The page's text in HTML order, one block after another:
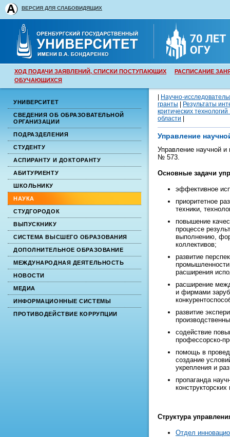
ВЕРСИЯ ДЛЯ СЛАБОВИДЯЩИХ
ХОД ПОДАЧИ ЗАЯВЛЕНИЙ, СПИСКИ ПОСТУПАЮЩИХ
РАСПИСАНИЕ
ОБУЧАЮЩИХСЯ
УНИВЕРСИТЕТ
СВЕДЕНИЯ ОБ ОБРАЗОВАТЕЛЬНОЙ
ОРГАНИЗАЦИИ
ПОДРАЗДЕЛЕНИЯ
СТУДЕНТУ
АСПИРАНТУ И ДОКТОРАНТУ
АБИТУРИЕНТУ
ШКОЛЬНИКУ
НАУКА
СТУДГОРОДОК
ВЫПУСКНИКУ
СИСТЕМА ВЫСШЕГО ОБРАЗОВАНИЯ
ДОПОЛНИТЕЛЬНОЕ ОБРАЗОВАНИЕ
МЕЖДУНАРОДНАЯ ДЕЯТЕЛЬНОСТЬ
НОВОСТИ
МЕДИА
ИНФОРМАЦИОННЫЕ СИСТЕМЫ
ПРОТИВОДЕЙСТВИЕ КОРРУПЦИИ
Научно-
гранты
Результаты
критических
области
Управление
Управление научной и
№ 573.
Основные задачи
эффективное
приоритетное
техники,
повышение
процессе
выполнению,
коллективов;
развитие
промышленности
расширения
расширение
и фирмами
развитие
содействие
профессорско-
помощь в
создание
укрепления и
пропаганда
Структура
Отдел